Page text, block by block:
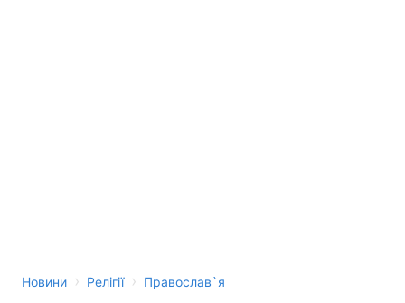
Новини › Релігії › Православ`я